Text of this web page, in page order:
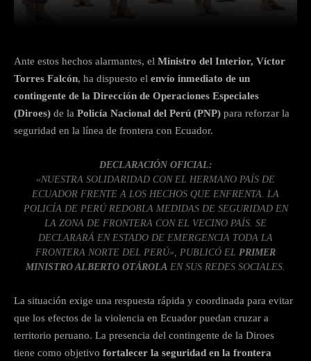
Facebook
Ante estos hechos alarmantes, el Ministro del Interior, Víctor
Torres Falcón, ha dispuesto el envío inmediato de un
contingente de la Dirección de Operaciones Especiales
(Diroes) de la Policía Nacional del Perú (PNP) para reforzar la
seguridad en la línea de frontera con Ecuador.
DECLARACIÓN OFICIAL:
«NUESTRA SOLIDARIDAD CON EL HERMANO PAÍS DE
ECUADOR FRENTE A LOS HECHOS QUE ENFRENTA. LA
POLICÍA DE PERÚ REDOBLA MEDIDAS DE SEGURIDAD EN
LA ZONA DE FRONTERA CON EL VECINO PAÍS. SE
DECLARARÁ EN ESTADO DE EMERGENCIA TODA LA
FRONTERA NORTE DEL PERÚ», PUBLICÓ EL PRIMER
MINISTRO ALBERTO OTÁROLA EN SUS REDES SOCIALES.
La situación exige una respuesta rápida y coordinada para evitar
que los efectos de la violencia en Ecuador puedan cruzar a
territorio peruano. La presencia del contingente de la Diroes
tiene como objetivo fortalecer la seguridad en la frontera